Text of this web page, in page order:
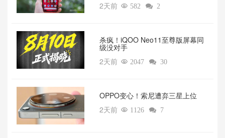
2天前  582  2
杀疯！iQOO Neo11至尊版屏幕同
级没对手
2天前  2047  30
OPPO变心！索尼遭弃三星上位‌
2天前  1126  7